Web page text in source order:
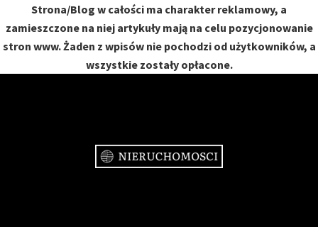
Strona/Blog w całości ma charakter reklamowy, a
zamieszczone na niej artykuły mają na celu pozycjonowanie
stron www. Żaden z wpisów nie pochodzi od użytkowników, a
wszystkie zostały opłacone.